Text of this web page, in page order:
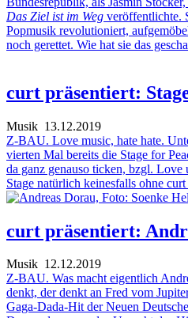
Das Ziel ist im Weg veröffentlichte.
Popmusik revolutioniert,
noch gerettet. Wie hat sie das
curt präsentiert:
Musik 13.12.2019
Z-BAU. Love music, hate hate.
vierten Mal bereits die Stage for
da ganz genauso ticken, bzgl. Love
Stage natürlich keinesfalls ohne
curt präsentiert:
Musik 12.12.2019
Z-BAU. Was macht eigentlich
denkt, der denkt an Fred vom
Gaga-Dada-Hit der Neuen